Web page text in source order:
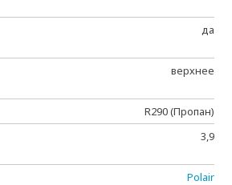
да
верхнее
R290 (Пропан)
3,9
Polair